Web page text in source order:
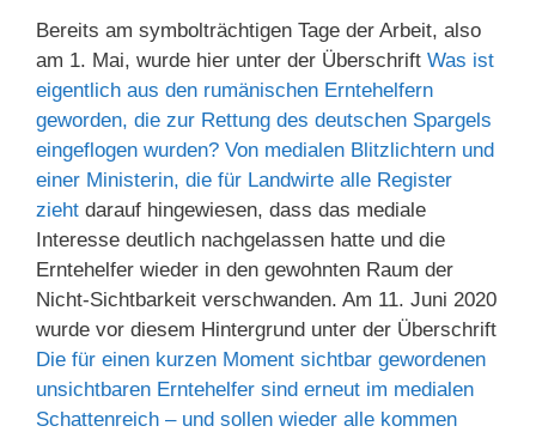
Bereits am symbolträchtigen Tage der Arbeit, also
am 1. Mai, wurde hier unter der Überschrift Was ist
eigentlich aus den rumänischen Erntehelfern
geworden, die zur Rettung des deutschen Spargels
eingeflogen wurden? Von medialen Blitzlichtern und
einer Ministerin, die für Landwirte alle Register
zieht darauf hingewiesen, dass das mediale
Interesse deutlich nachgelassen hatte und die
Erntehelfer wieder in den gewohnten Raum der
Nicht-Sichtbarkeit verschwanden. Am 11. Juni 2020
wurde vor diesem Hintergrund unter der Überschrift
Die für einen kurzen Moment sichtbar gewordenen
unsichtbaren Erntehelfer sind erneut im medialen
Schattenreich – und sollen wieder alle kommen